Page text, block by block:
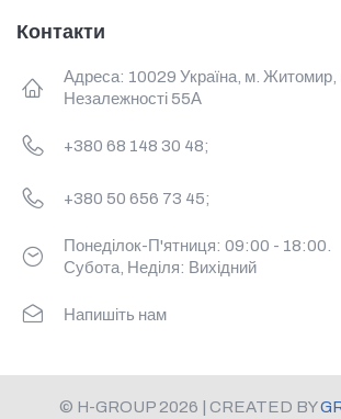
Контакти
Адреса: 10029 Україна, м. Житомир,
Незалежності 55А
+380 68 148 30 48;
+380 50 656 73 45;
Понеділок-П'ятниця: 09:00 - 18:00.
Субота, Неділя: Вихідний
Напишіть нам
© H-GROUP 2026 | CREATED BY